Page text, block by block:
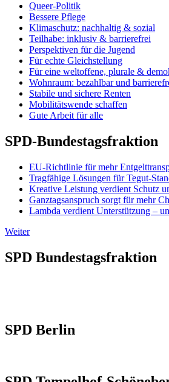
Queer-Politik
Bessere Pflege
Klimaschutz: nachhaltig & sozial
Teilhabe: inklusiv & barrierefrei
Perspektiven für die Jugend
Für echte Gleichstellung
Für eine weltoffene, plurale &
Wohnraum: bezahlbar und
Stabile und sichere Renten
Mobilitätswende schaffen
Gute Arbeit für alle
SPD-Bundestagsfraktion
EU-Richtlinie für mehr
Tragfähige Lösungen für Tegut-
Kreative Leistung verdient Schutz
Ganztagsanspruch sorgt für mehr
Lambda verdient Unterstützung –
Weiter
SPD Bundestagsfraktion
SPD Berlin